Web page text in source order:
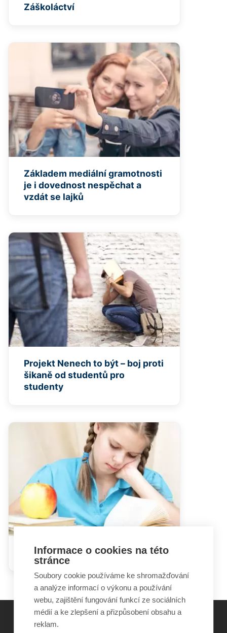
Záškoláctví
Základem mediální gramotnosti
je i dovednost nespěchat a
vzdát se lajků
Projekt Nenech to být – boj proti
šikaně od studentů pro
studenty
Doporučení k výuce na dálku
Informace o cookies na této
stránce
Soubory cookie používáme ke shromažďování
a analýze informací o výkonu a používání
webu, zajištění fungování funkcí ze sociálních
médií a ke zlepšení a přizpůsobení obsahu a
reklam.